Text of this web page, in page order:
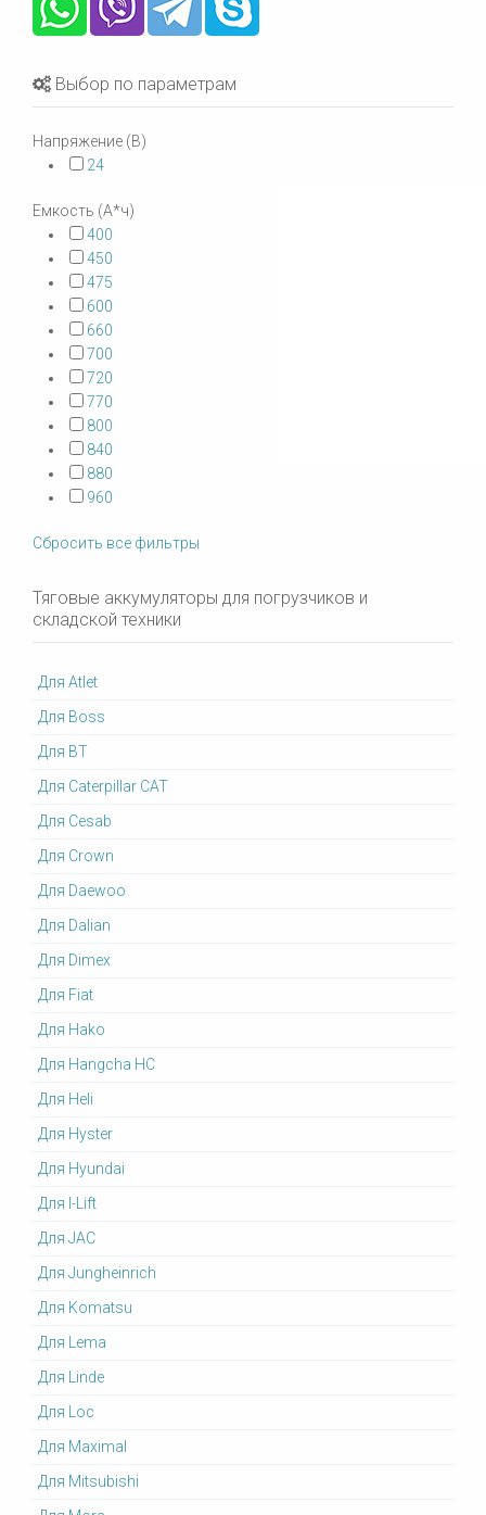
Выбор по параметрам
Напряжение (В)
24
Емкость (А*ч)
400
450
475
600
660
700
720
770
800
840
880
960
Сбросить все фильтры
Тяговые аккумуляторы для погрузчиков и
складской техники
Для Atlet
Для Boss
Для BT
Для Caterpillar CAT
Для Cesab
Для Crown
Для Daewoo
Для Dalian
Для Dimex
Для Fiat
Для Hako
Для Hangcha HC
Для Heli
Для Hyster
Для Hyundai
Для I-Lift
Для JAC
Для Jungheinrich
Для Komatsu
Для Lema
Для Linde
Для Loc
Для Maximal
Для Mitsubishi